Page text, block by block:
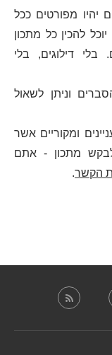
יהיו מפורטים ככל
להכין כל מתכון
דילוגים, בלי
וניתן לשאול
ומקוריים אשר
מתכון - אתם
הקשר.